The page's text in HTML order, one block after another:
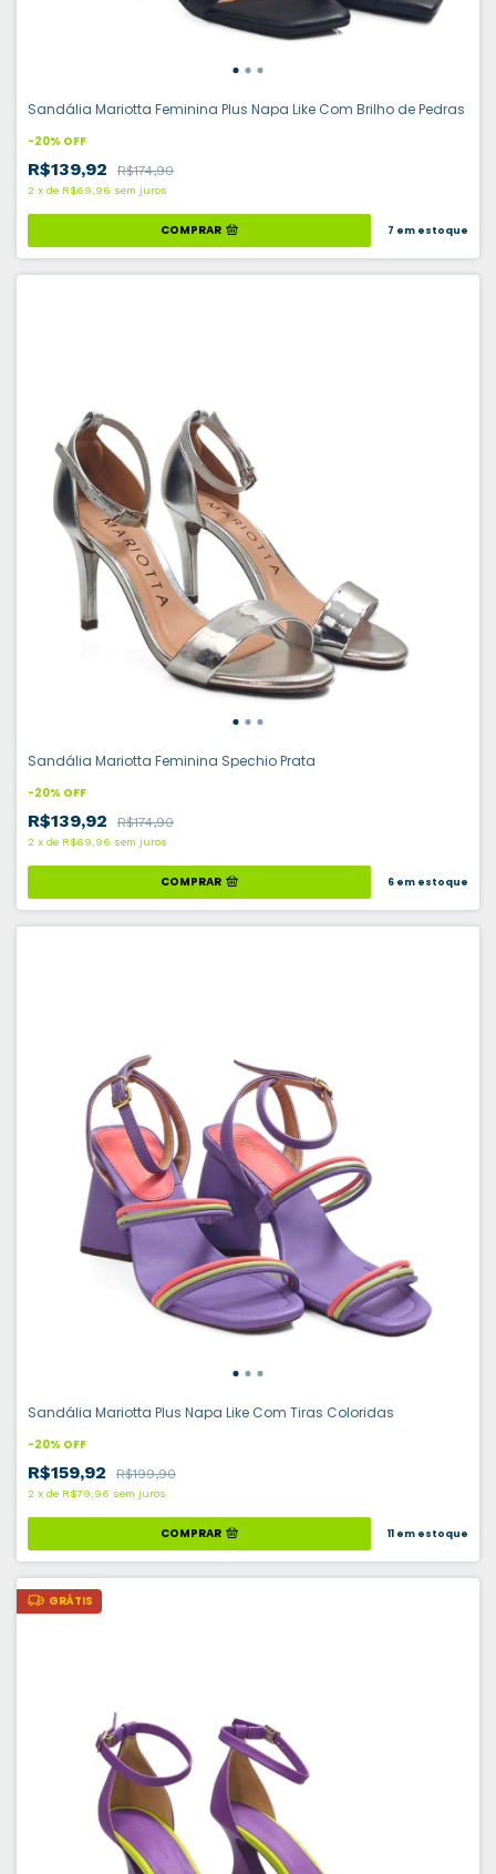
Sandália Mariotta Feminina Plus Napa Like Com Brilho de Pedras
-20% OFF
R$139,92 R$174,90
2 x de R$69,96 sem juros
COMPRAR 7 em estoque
Sandália Mariotta Feminina Spechio Prata
-20% OFF
R$139,92 R$174,90
2 x de R$69,96 sem juros
COMPRAR 6 em estoque
Sandália Mariotta Plus Napa Like Com Tiras Coloridas
-20% OFF
R$159,92 R$199,90
2 x de R$79,96 sem juros
COMPRAR 11 em estoque
GRÁTIS